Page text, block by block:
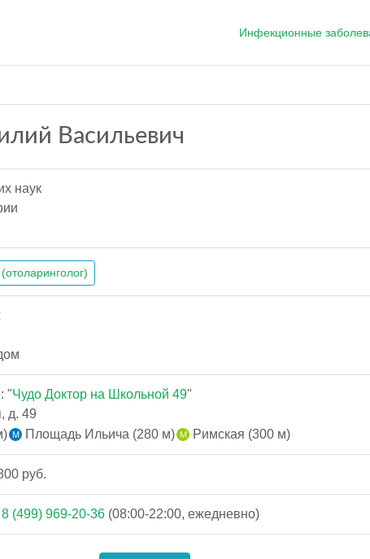
Инфекционные
Васильевич
наук
"Чудо Доктор на Школьной 49"
д. 49
Площадь Ильича (280 м) Римская (300 м)
руб.
8 (499) 969-20-36 (08:00-22:00, ежедневно)